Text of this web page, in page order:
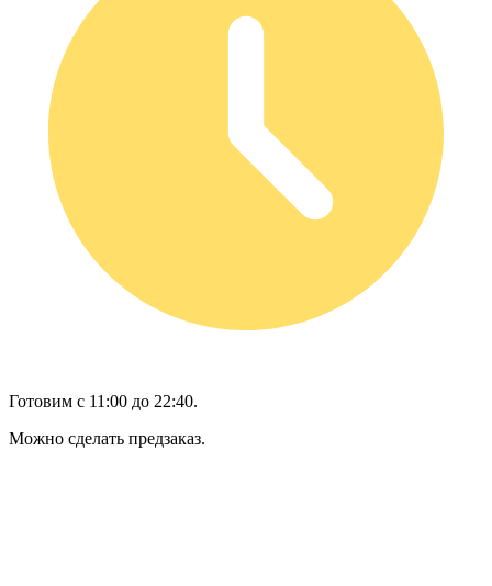
Готовим с 11:00 до 22:40.
Можно сделать предзаказ.